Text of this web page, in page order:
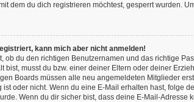
dem du dich registrieren möchtest, gesperrt wurden.
kann mich aber nicht anmelden!
ob du den richtigen Benutzernamen und das richtige
bist, musst du bzw. einer deiner Eltern oder deiner
Boards müssen alle neu angemeldeten Mitglieder
ist oder nicht. Wenn du eine E-Mail erhalten hast, folge
Wenn du dir sicher bist, dass deine E-Mail-